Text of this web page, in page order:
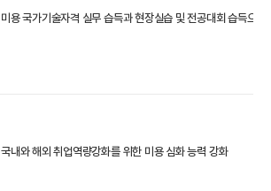
미용 국가기술자격 실무 습득과 현장실습 및 전공대회 습득으
국내와 해외 취업역량강화를 위한 미용 심화 능력 강화